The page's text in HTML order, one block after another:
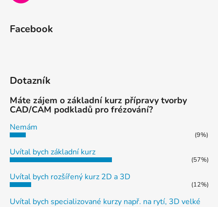
Facebook
Dotazník
Máte zájem o základní kurz přípravy tvorby
CAD/CAM podkladů pro frézování?
Nemám
(9%)
Uvítal bych základní kurz
(57%)
Uvítal bych rozšířený kurz 2D a 3D
(12%)
Uvítal bych specializované kurzy např. na rytí, 3D velké